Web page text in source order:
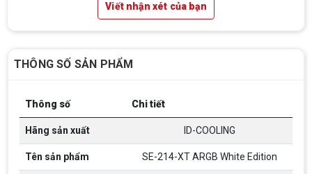
Viết nhận xét của bạn
THÔNG SỐ SẢN PHẨM
Thông số Chi tiết
Hãng sản xuất ID-COOLING
Tên sản phẩm SE-214-XT ARGB White Edition